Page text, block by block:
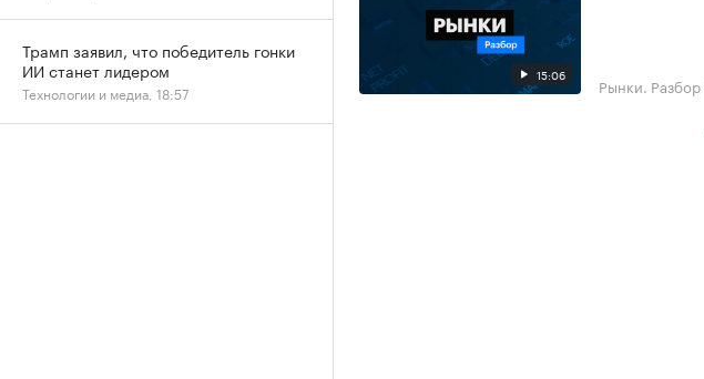
15:06 Рынки. Разбор
Трамп заявил, что победитель гонки
ИИ станет лидером
Технологии и медиа, 18:57